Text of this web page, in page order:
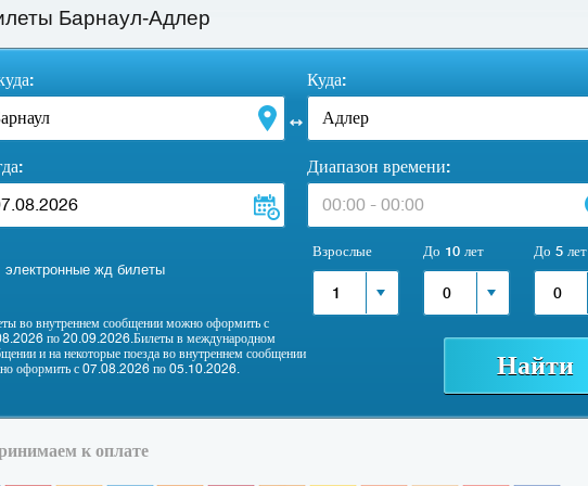
Барнаул-Адлер
Куда:
Диапазон времени:
электронные жд билеты
Взрослые
1
До 10 лет
0
До 5 лет
0
во внутреннем сообщении можно оформить с
по 20.09.2026.Билеты в международном
и на некоторые поезда во внутреннем сообщении
оформить с 07.08.2026 по 05.10.2026.
к оплате